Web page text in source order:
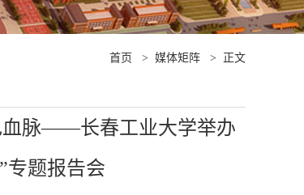
首页 > 媒体矩阵 > 正文
血脉——长春工业大学举办
专题报告会